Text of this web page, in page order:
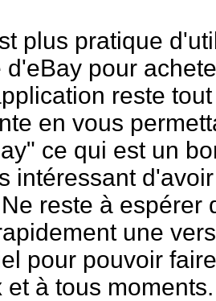
plus pratique
d'eBay pour
reste
en vous
ce qui est un
intéressant
reste à espérer
une
pour pouvoir
et à tous moments.